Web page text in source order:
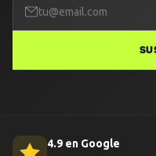
4.9 en Google